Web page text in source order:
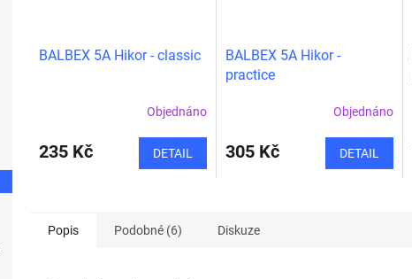
BALBEX 5A Hikor - classic
Objednáno
235 Kč DETAIL
BALBEX 5A Hikor -
practice
Objednáno
305 Kč DETAIL
Popis Podobné (6) Diskuze